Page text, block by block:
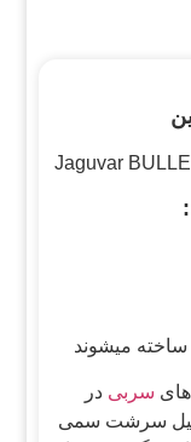
میشوند
سربی در
دلیل سرشت سمی